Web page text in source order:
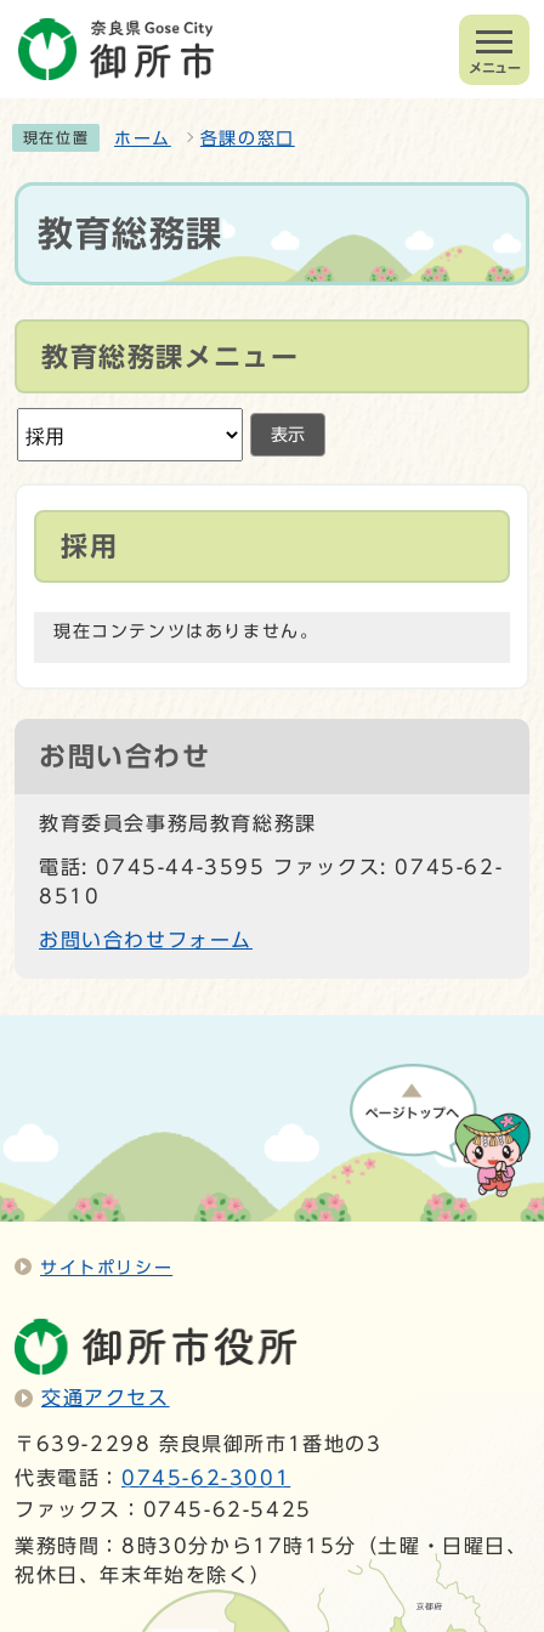
メニュー
現在位置 ホーム 各課の窓口
教育総務課
教育総務課メニュー
表示
採用
現在コンテンツはありません。
お問い合わせ
教育委員会事務局教育総務課
電話: 0745-44-3595 ファックス: 0745-62-
8510
お問い合わせフォーム
サイトポリシー
交通アクセス
〒639-2298 奈良県御所市1番地の3
代表電話： 0745-62-3001
ファックス：0745-62-5425
業務時間：8時30分から17時15分（土曜・日曜日、
祝休日、年末年始を除く）